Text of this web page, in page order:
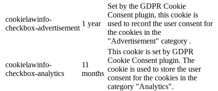
cookielawinfo-
checkbox-advertisement
1 year
Set by the GDPR Cookie
Consent plugin, this cookie is
used to record the user consent for
the cookies in the
"Advertisement" category .
cookielawinfo-
checkbox-analytics
11
months
This cookie is set by GDPR
Cookie Consent plugin. The
cookie is used to store the user
consent for the cookies in the
category "Analytics".